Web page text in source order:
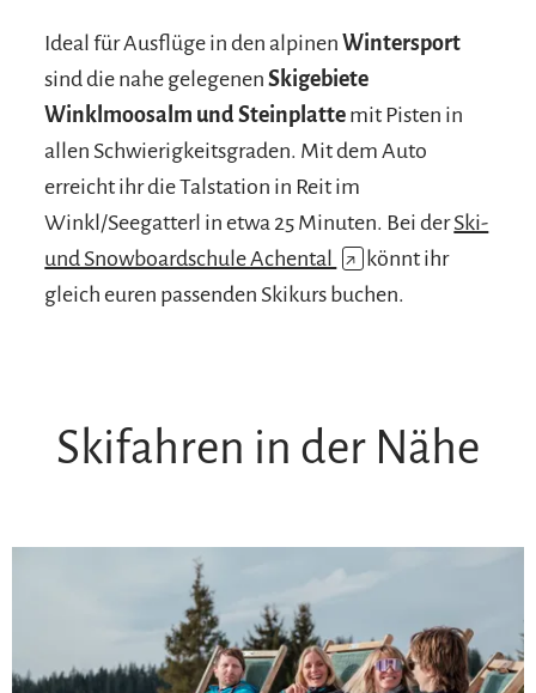
Ideal für Ausflüge in den alpinenWintersport
sind die nahe gelegenenSkigebiete
Winklmoosalm und Steinplatte mit Pisten in
allen Schwierigkeitsgraden. Mit dem Auto
erreicht ihr die Talstation in Reit im
Winkl/Seegatterl in etwa 25 Minuten. Bei derSki-
und Snowboardschule Achental
↗ könnt ihr
gleich euren passenden Skikurs buchen.
Skifahren in der Nähe